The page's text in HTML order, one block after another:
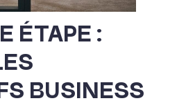
ÉTAPE :
BUSINESS